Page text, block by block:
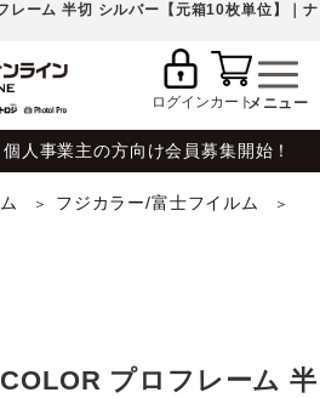
ーム 半切 シルバー【元箱10枚単位】｜ナ
ログインカート
人事業主の方向け会員募集開始！
フジカラー/富士フイルム
プロフレーム 半